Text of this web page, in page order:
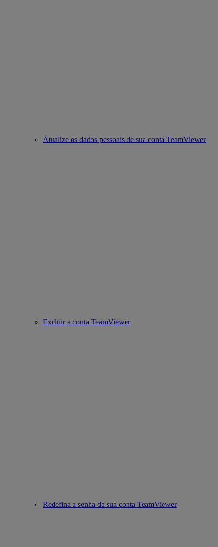
Atualize os dados pessoais de sua conta TeamViewer
Excluir a conta TeamViewer
Redefina a senha da sua conta TeamViewer